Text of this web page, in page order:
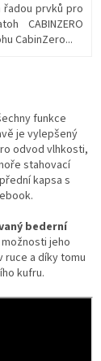
řadou prvků pro
CABINZERO
CabinZero...
funkce
je vylepšený
odvod vlhkosti,
stahovací
kapsa s
bederní
jeho
ruce a díky tomu
kufru.